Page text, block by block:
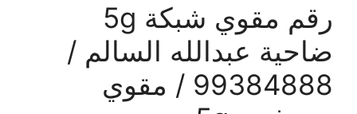
رقم مقوي شبكة 5g
ضاحية عبدالله السالم /
99384888 / مقوي